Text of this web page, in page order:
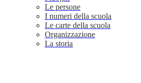
Le persone
I numeri della scuola
Le carte della scuola
Organizzazione
La storia